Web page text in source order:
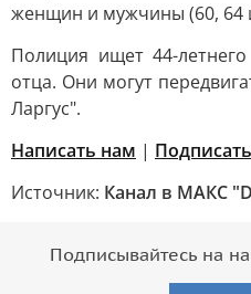
женщин и мужчины (60, 64
Полиция ищет 44-
отца. Они могут
Ларгус".
Написать нам |
Источник: Канал в МАКС
Подписывайтесь на